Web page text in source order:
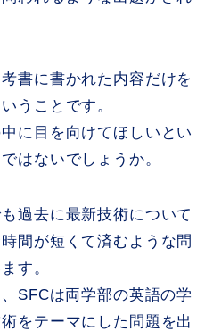
書に書かれた内容だけを
うことです。
に目を向けてほしいとい
はないでしょうか。
過去に最新技術について
間が短くて済むような問
す。
SFCは両学部の英語の学
をテーマにした問題を出